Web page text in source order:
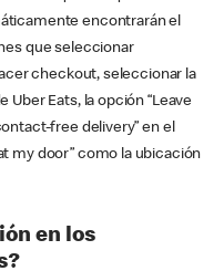
encontrarán el
que seleccionar
checkout, seleccionar la
Uber Eats, la opción “Leave
free delivery” en el
my door” como la ubicación
en los